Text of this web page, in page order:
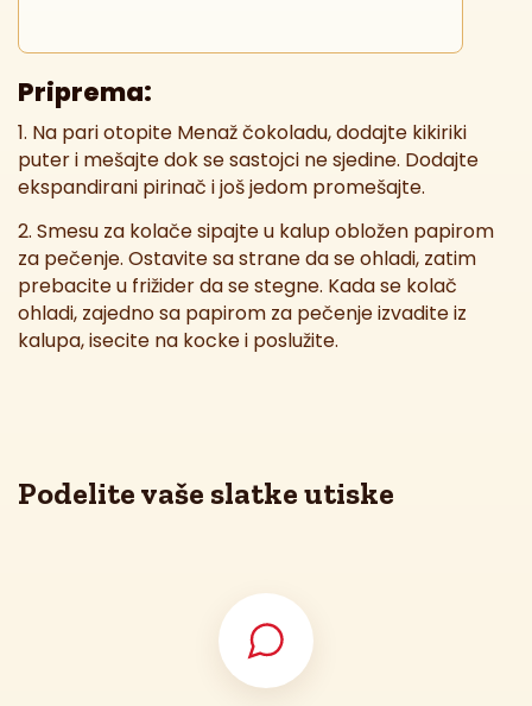
Priprema:
1. Na pari otopite Menaž čokoladu, dodajte kikiriki
puter i mešajte dok se sastojci ne sjedine. Dodajte
ekspandirani pirinač i još jedom promešajte.
2. Smesu za kolače sipajte u kalup obložen papirom
za pečenje. Ostavite sa strane da se ohladi, zatim
prebacite u frižider da se stegne. Kada se kolač
ohladi, zajedno sa papirom za pečenje izvadite iz
kalupa, isecite na kocke i poslužite.
Podelite vaše slatke utiske